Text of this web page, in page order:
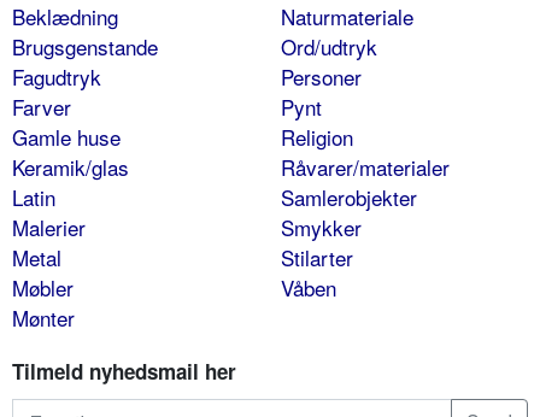
Beklædning
Brugsgenstande
Fagudtryk
Farver
Gamle huse
Keramik/glas
Latin
Malerier
Metal
Møbler
Mønter
Naturmateriale
Ord/udtryk
Personer
Pynt
Religion
Råvarer/materialer
Samlerobjekter
Smykker
Stilarter
Våben
Tilmeld nyhedsmail her